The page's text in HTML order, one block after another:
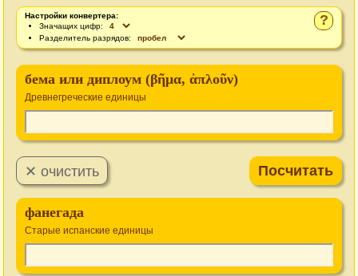
?
Настройки конвертера:
Значащих цифр:
Разделитель разрядов:
бема или диплоум (βῆμα, ἀπλοῦν)
Древнегреческие единицы
фанегада
Старые испанские единицы